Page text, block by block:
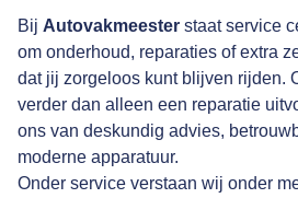
Bij Autovakmeester staat service
om onderhoud, reparaties of extra
dat jij zorgeloos kunt blijven rijden.
verder dan alleen een reparatie
ons van deskundig advies,
moderne apparatuur.
Onder service verstaan wij onder